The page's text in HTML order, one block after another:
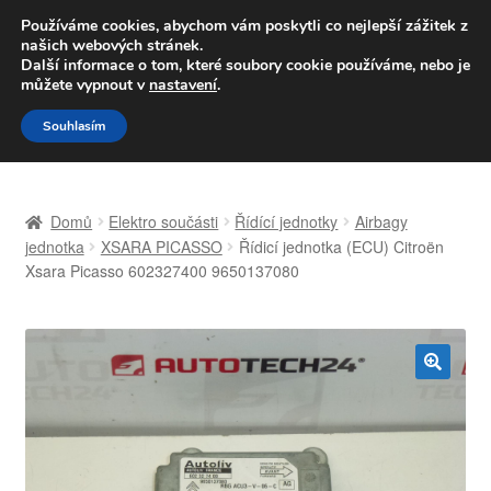
DOPRAVA od 139,-Kč
Volejte po-pá 9-16 704 494 494
Přeskočit
na
navigaci
Přejít
k
obsahu
Celosvětová doprava
Kontakt
Domů Elektro součásti Řídící jednotky
Airbagy
jednotka
XSARA PICASSO
Řídicí jednotka (ECU) Citroën
Xsara Picasso 602327400 9650137080
Používáme cookies, abychom vám poskytli co nejlepší zážitek z
našich webových stránek.
Další informace o tom, které soubory cookie používáme, nebo je
můžete vypnout v nastavení.
Souhlasím